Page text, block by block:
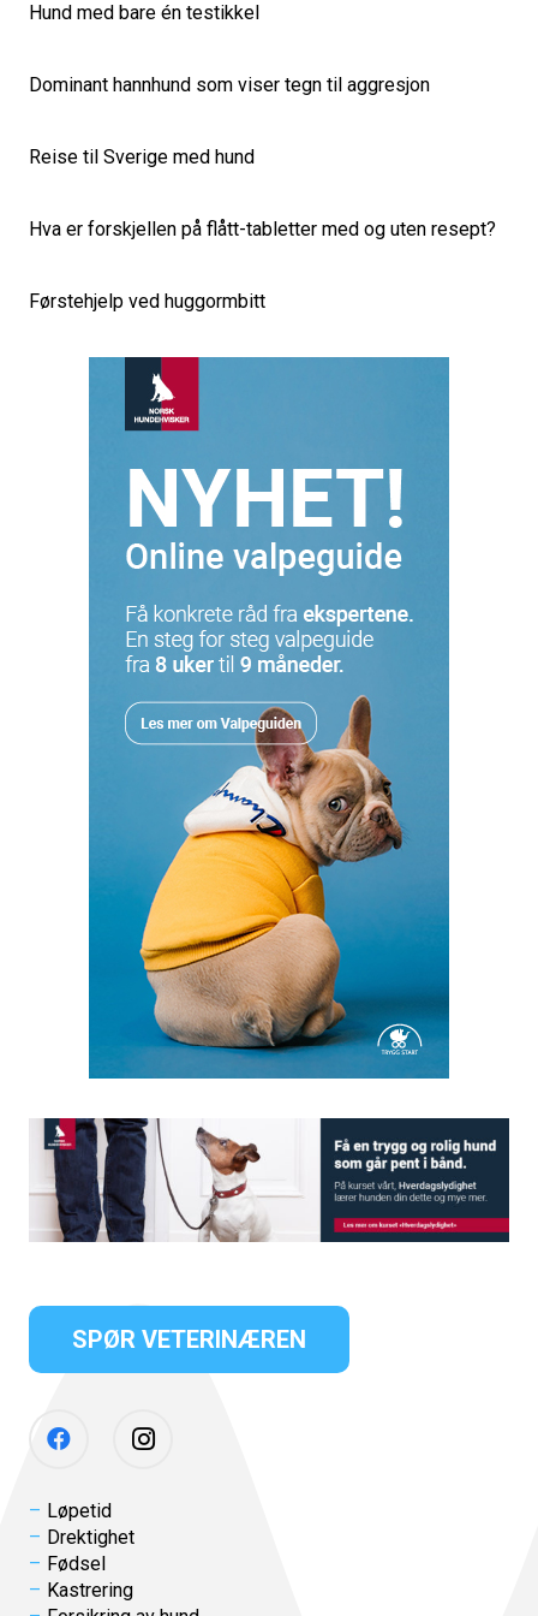
Hund med bare én testikkel
Dominant hannhund som viser tegn til aggresjon
Reise til Sverige med hund
Hva er forskjellen på flått-tabletter med og uten resept?
Førstehjelp ved huggormbitt
SPØR VETERINÆREN
Løpetid
Drektighet
Fødsel
Kastrering